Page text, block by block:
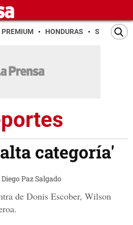
PREMIUM HONDURAS SAN PEDRO
categoría'
Diego Paz Salgado
de Donis Escober, Wilson